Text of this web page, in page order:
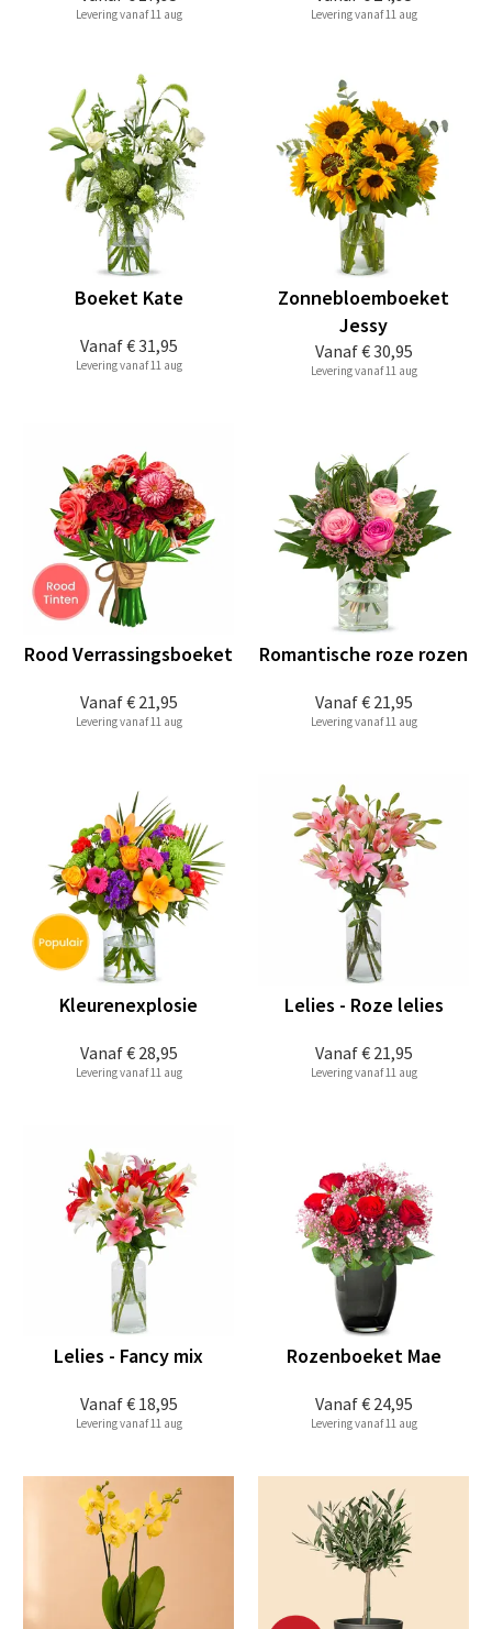
Levering vanaf 11 aug Levering vanaf 11 aug
Vanaf€ 31,95
Boeket Kate
Levering vanaf 11 aug
Vanaf€ 30,95
Zonnebloemboeket
Jessy
Levering vanaf 11 aug
Vanaf€ 21,95
Rood Verrassingsboeket
Levering vanaf 11 aug
Vanaf€ 21,95
Romantische roze rozen
Levering vanaf 11 aug
Vanaf€ 28,95
Kleurenexplosie
Levering vanaf 11 aug
Vanaf€ 21,95
Lelies - Roze lelies
Levering vanaf 11 aug
Vanaf€ 18,95
Lelies - Fancy mix
Levering vanaf 11 aug
Vanaf€ 24,95
Rozenboeket Mae
Levering vanaf 11 aug